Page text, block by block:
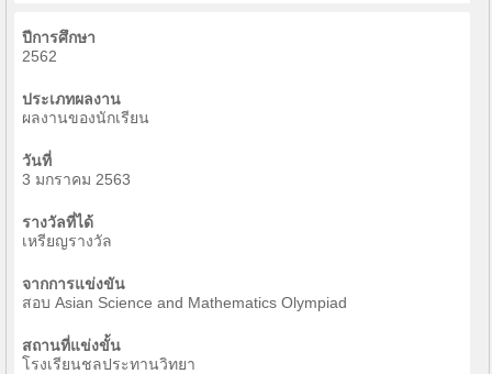
ปีการศึกษา
2562
ประเภทผลงาน
ผลงานของนักเรียน
วันที่
3 มกราคม 2563
รางวัลที่ได้
เหรียญรางวัล
จากการแข่งขัน
สอบ Asian Science and Mathematics Olympiad
สถานที่แข่งขั้น
โรงเรียนชลประทานวิทยา